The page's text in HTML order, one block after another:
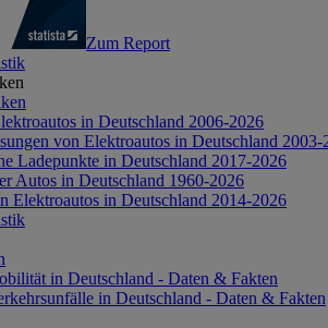
Zum Report
in Deutschland 2006-2026
von Elektroautos in Deutschland 2003-
Ladepunkte in Deutschland 2017-2026
Autos in Deutschland 1960-2026
Elektroautos in Deutschland 2014-2026
in Deutschland - Daten & Fakten
in Deutschland - Daten & Fakten